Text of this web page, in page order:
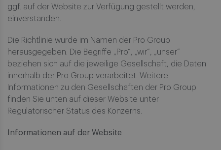
ggf. auf der Website zur Verfügung gestellt werden,
einverstanden.
Die Richtlinie wurde im Namen der Pro Group
herausgegeben. Die Begriffe „Pro“, „wir“, „unser“
beziehen sich auf die jeweilige Gesellschaft, die Daten
innerhalb der Pro Group verarbeitet. Weitere
Informationen zu den Gesellschaften der Pro Group
finden Sie unten auf dieser Website unter
Regulatorischer Status des Konzerns.
Informationen auf der Website